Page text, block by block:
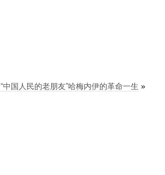
“中国人民的老朋友”哈梅内伊的革命一生 »